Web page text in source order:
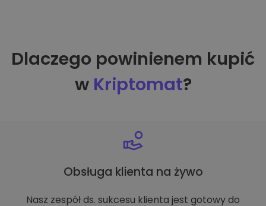
Dlaczego powinienem kupić
w Kriptomat?
Obsługa klienta na żywo
Nasz zespół ds. sukcesu klienta jest gotowy do